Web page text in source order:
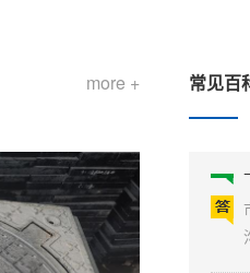
more + 常见百